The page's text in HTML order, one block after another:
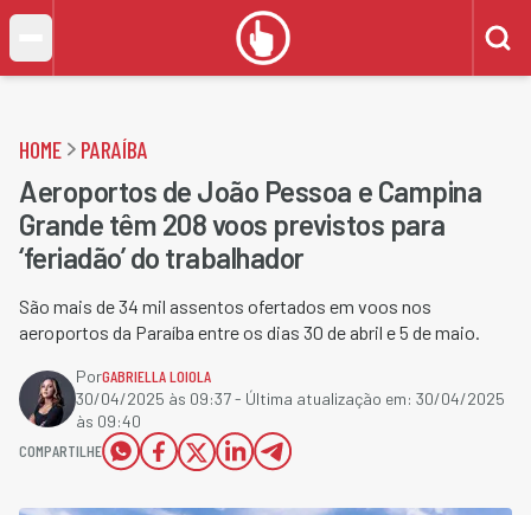
HOME PARAÍBA
Aeroportos de João Pessoa e Campina
Grande têm 208 voos previstos para
‘feriadão’ do trabalhador
São mais de 34 mil assentos ofertados em voos nos
aeroportos da Paraíba entre os dias 30 de abril e 5 de maio.
PorGABRIELLA LOIOLA
30/04/2025 às 09:37- Última atualização em: 30/04/2025
às 09:40
COMPARTILHE